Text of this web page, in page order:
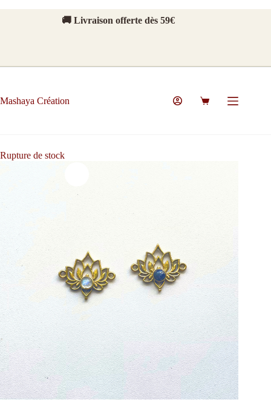
🚚 Livraison offerte dès 59€
Mashaya Création
Panier
Rupture de stock